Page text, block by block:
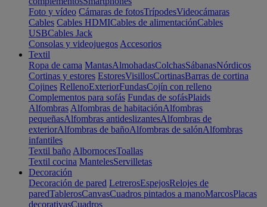
Foto y vídeo Cámaras de fotosTrípodesVideocámaras
Cables Cables HDMICables de alimentaciónCables
USBCables Jack
Consolas y videojuegos Accesorios
Textil
Ropa de cama MantasAlmohadasColchasSábanasNórdicos
Cortinas y estores EstoresVisillosCortinasBarras de cortina
Cojines RellenoExteriorFundasCojín con relleno
Complementos para sofás Fundas de sofásPlaids
Alfombras Alfombras de habitaciónAlfombras
pequeñasAlfombras antideslizantesAlfombras de
exteriorAlfombras de bañoAlfombras de salónAlfombras
infantiles
Textil baño AlbornocesToallas
Textil cocina MantelesServilletas
Decoración
Decoración de pared LetrerosEspejosRelojes de
paredTablerosCanvasCuadros pintados a manoMarcosPlacas
decorativasCuadros